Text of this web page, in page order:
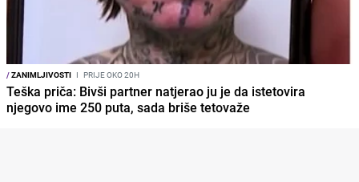
/ZANIMLJIVOSTI I PRIJE OKO 20H
Teška priča: Bivši partner natjerao ju je da istetovira
njegovo ime 250 puta, sada briše tetovaže